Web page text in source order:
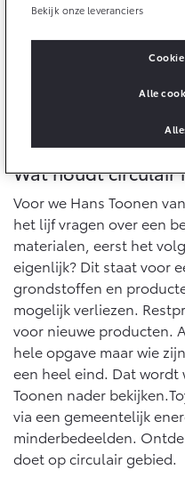
Corolla Cross
Vanaf € 39.995,-
Toyota C-HR+
BATTERIJ-ELEKTRISCH
Vanaf € 37.995,-
bZ4X
BATTERIJ-ELEKTRISCH
10 jaar batterijgarantie
Onderdelen &
Connected
Connected Services
MyToyota login
MyToyota App
Abonnementen
Multimedia
Connected check
Navigatie updates
Energie en slim laden
Toyota Autoverzekering
Toyota Hybride
Financieren of leasen
Wat houdt circulair
Voor we Hans Toonen
het lijf vragen over een
materialen, eerst het
eigenlijk? Dit staat voor
grondstoffen en
mogelijk verliezen.
voor nieuwe producten.
hele opgave maar wie
een heel eind. Dat wordt
Toonen nader
via een gemeentelijk
minderbedeelden.
doet op circulair gebied.
Bekijk onze leveranciers
Alle